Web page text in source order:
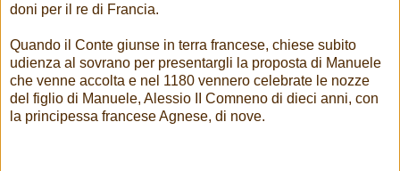
doni per il re di Francia.
Quando il Conte giunse in terra francese, chiese subito
udienza al sovrano per presentargli la proposta di Manuele
che venne accolta e nel 1180 vennero celebrate le nozze
del figlio di Manuele, Alessio II Comneno di dieci anni, con
la principessa francese Agnese, di nove.